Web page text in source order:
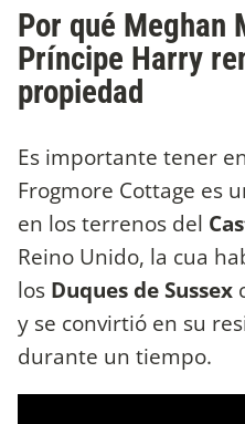
Por qué Meghan
Príncipe Harry
propiedad
Es importante tener
Frogmore Cottage es
en los terrenos del
Reino Unido, la cua
los Duques de Sussex
y se convirtió en su
durante un tiempo.